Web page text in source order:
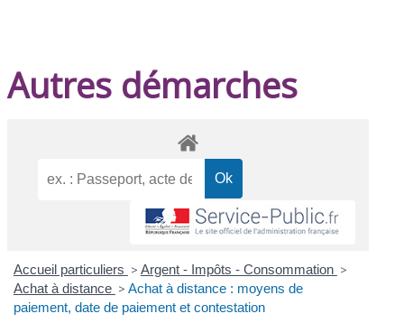
Autres démarches
Accueil particuliers > Argent - Impôts - Consommation >
Achat à distance > Achat à distance : moyens de
paiement, date de paiement et contestation